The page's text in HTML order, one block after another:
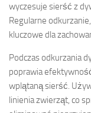
wyczesuje sierść z
Regularne
kluczowe dla
Podczas odkurzania
poprawia
wplątaną sierść.
linienia zwierząt, co